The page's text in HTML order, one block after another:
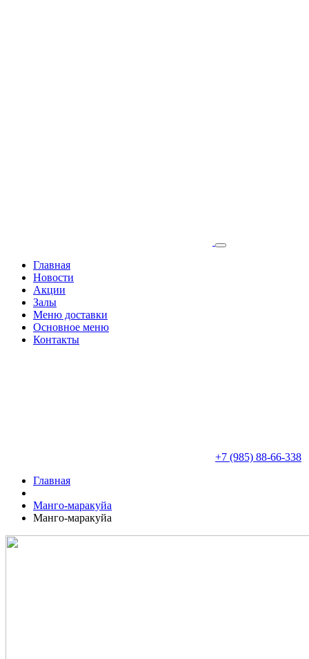
Главная
Новости
Акции
Залы
Меню доставки
Основное меню
Контакты
+7 (985) 88-66-338
Главная
Манго-маракуйа
Манго-маракуйа